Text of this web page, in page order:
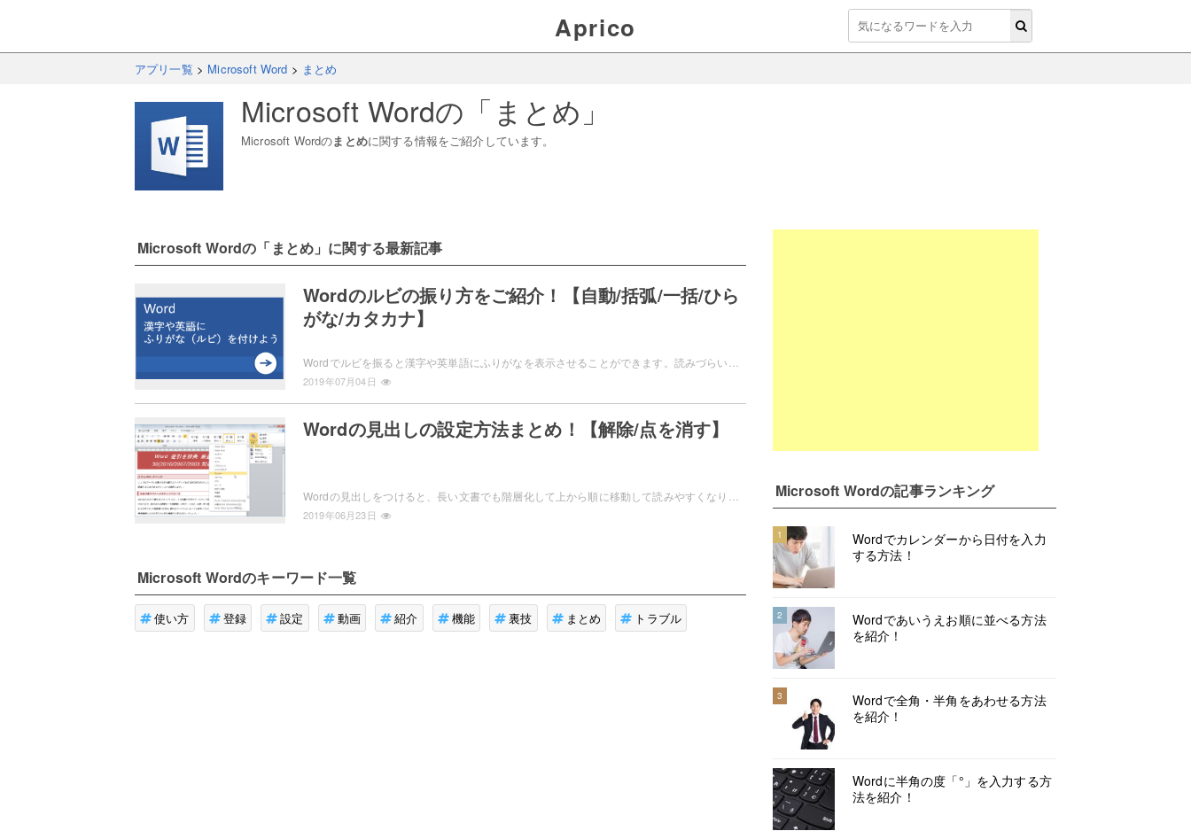
Aprico
アプリ一覧 > Microsoft Word > まとめ
Microsoft Wordの「 まとめ 」
Microsoft Wordのまとめに関する情報をご紹介しています。
Microsoft Wordの「 まとめ 」に関する最新記事
Wordのルビの振り方をご紹介！【自動/括弧/一括/ひら
がな/カタカナ】
2019年07月04日
Wordの見出しの設定方法まとめ！【解除/点を消す】
2019年06月23日
Microsoft Wordのキーワード一覧
使い方 登録 設定 動画 紹介 機能 裏技 まとめ トラブル
Microsoft Wordの記事ランキング
1
Wordでカレンダーから日付を入力
する方法！
2
Wordであいうえお順に並べる方法
を紹介！
3
Wordで全角・半角をあわせる方法
を紹介！
Wordに半角の度「°」を入力する方
法を紹介！